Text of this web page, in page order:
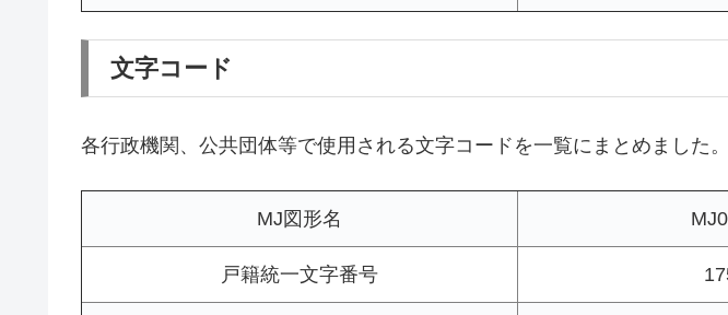
文字コード
各行政機関、公共団体等で使用される文字コードを一覧にまとめました。
MJ図形名
戸籍統一文字番号